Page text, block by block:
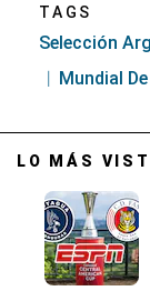
TAGS
Selección
Mundial
LO MÁS